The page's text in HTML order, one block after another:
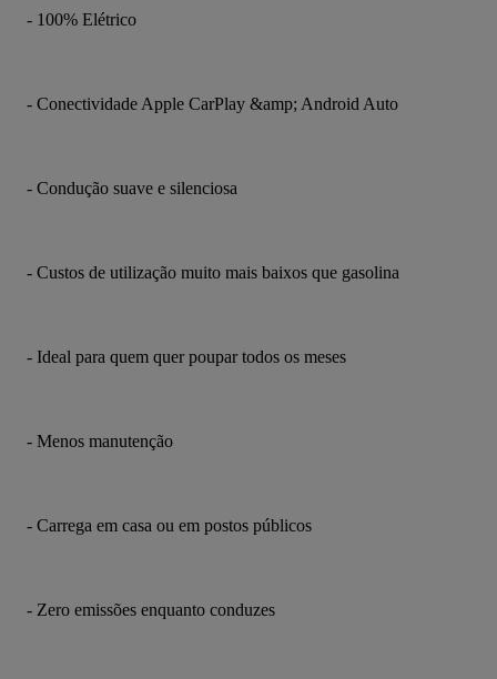
- 100% Elétrico
- Conectividade Apple CarPlay &amp; Android Auto
- Condução suave e silenciosa
- Custos de utilização muito mais baixos que gasolina
- Ideal para quem quer poupar todos os meses
- Menos manutenção
- Carrega em casa ou em postos públicos
- Zero emissões enquanto conduzes